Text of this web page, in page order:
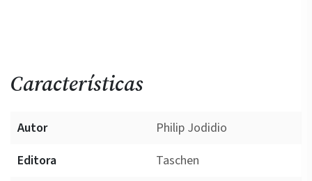
Características
Autor
Philip Jodidio
Editora
Taschen